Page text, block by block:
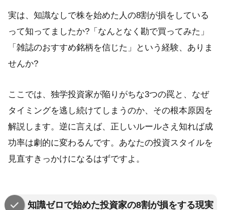
実は、知識なしで株を始めた人の8割が損をしている
って知ってましたか?「なんとなく勘で買ってみた」
「雑誌のおすすめ銘柄を信じた」という経験、ありま
せんか?
ここでは、独学投資家が陥りがちな3つの罠と、なぜ
タイミングを逃し続けてしまうのか、その根本原因を
解説します。逆に言えば、正しいルールさえ知れば成
功率は劇的に変わるんです。あなたの投資スタイルを
見直すきっかけになるはずですよ。
知識ゼロで始めた投資家の8割が損をする現実